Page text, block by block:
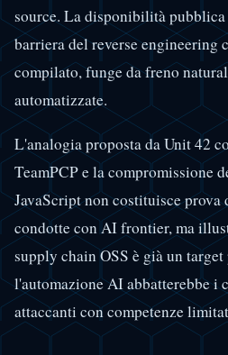
source. La disponibilità
barriera del reverse engineering
compilato, funge da freno
automatizzate.
L'analogia proposta da Unit 42
TeamPCP e la compromissione
JavaScript non costituisce prova
condotte con AI frontier, ma
supply chain OSS è già un
l'automazione AI abbatterebbe i
attaccanti con competenze